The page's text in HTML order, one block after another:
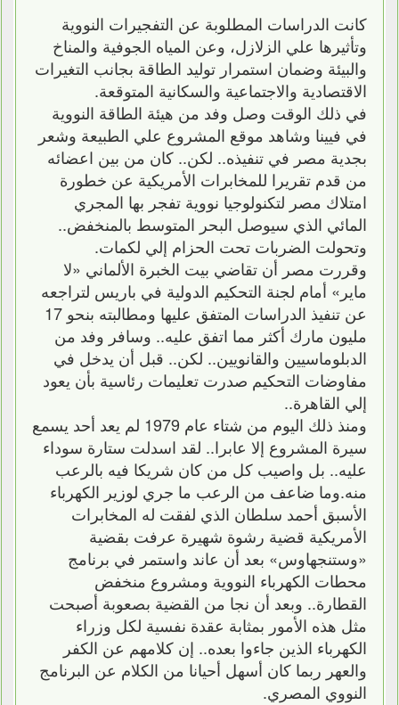
كانت الدراسات المطلوبة عن التفجيرات النووية
وتأثيرها علي الزلازل، وعن المياه الجوفية والمناخ
والبيئة وضمان استمرار توليد الطاقة بجانب التغيرات
الاقتصادية والاجتماعية والسكانية المتوقعة.
في ذلك الوقت وصل وفد من هيئة الطاقة النووية
في فيينا وشاهد موقع المشروع علي الطبيعة وشعر
بجدية مصر في تنفيذه.. لكن.. كان من بين اعضائه
من قدم تقريرا للمخابرات الأمريكية عن خطورة
امتلاك مصر لتكنولوجيا نووية تفجر بها المجري
المائي الذي سيوصل البحر المتوسط بالمنخفض..
وتحولت الضربات تحت الحزام إلي لكمات.
وقررت مصر أن تقاضي بيت الخبرة الألماني «لا
ماير» أمام لجنة التحكيم الدولية في باريس لتراجعه
عن تنفيذ الدراسات المتفق عليها ومطالبته بنحو 17
مليون مارك أكثر مما اتفق عليه.. وسافر وفد من
الدبلوماسيين والقانويين.. لكن.. قبل أن يدخل في
مفاوضات التحكيم صدرت تعليمات رئاسية بأن يعود
إلي القاهرة..
ومنذ ذلك اليوم من شتاء عام 1979 لم يعد أحد يسمع
سيرة المشروع إلا عابرا.. لقد اسدلت ستارة سوداء
عليه.. بل واصيب كل من كان شريكا فيه بالرعب
منه.وما ضاعف من الرعب ما جري لوزير الكهرباء
الأسبق أحمد سلطان الذي لفقت له المخابرات
الأمريكية قضية رشوة شهيرة عرفت بقضية
«وستنجهاوس» بعد أن عاند واستمر في برنامج
محطات الكهرباء النووية ومشروع منخفض
القطارة.. وبعد أن نجا من القضية بصعوبة أصبحت
مثل هذه الأمور بمثابة عقدة نفسية لكل وزراء
الكهرباء الذين جاءوا بعده.. إن كلامهم عن الكفر
والعهر ربما كان أسهل أحيانا من الكلام عن البرنامج
النووي المصري.